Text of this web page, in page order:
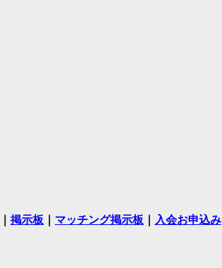
掲示板 マッチング掲示板 入会お申込み